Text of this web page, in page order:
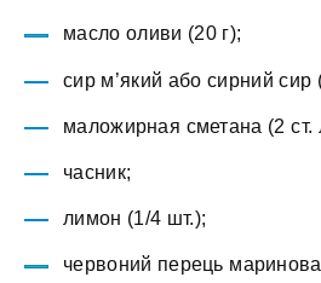
масло оливи (20 г);
сир м’який або сирний сир
маложирная сметана (2 ст.
часник;
лимон (1/4 шт.);
червоний перець